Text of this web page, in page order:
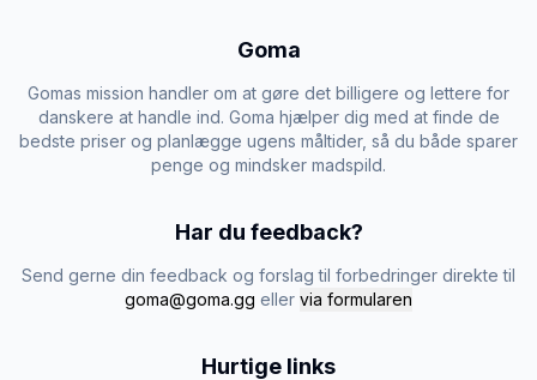
Goma
Gomas mission handler om at gøre det billigere og lettere for
danskere at handle ind. Goma hjælper dig med at finde de
bedste priser og planlægge ugens måltider, så du både sparer
penge og mindsker madspild.
Har du feedback?
Send gerne din feedback og forslag til forbedringer direkte til
goma@goma.gg eller via formularen
Hurtige links